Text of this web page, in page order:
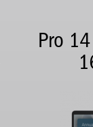
Pro